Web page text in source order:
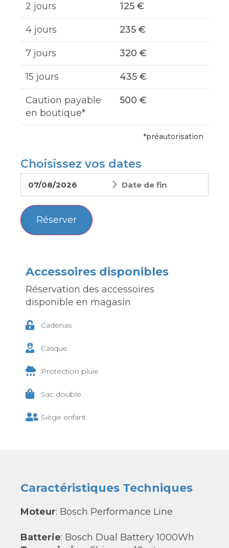
2 jours 125 €
4 jours 235 €
7 jours 320 €
15 jours 435 €
Caution payable
en boutique*
500 €
*préautorisation
Choisissez vos dates
Réserver
Accessoires disponibles
Réservation des accessoires
disponible en magasin
Cadenas
Casque
Protection pluie
Sac double
Siège enfant
Caractéristiques Techniques
Moteur: Bosch Performance Line
Batterie: Bosch Dual Battery 1000Wh